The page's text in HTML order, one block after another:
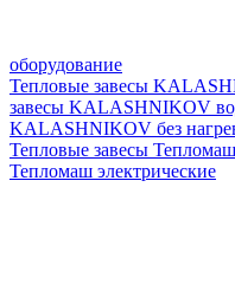
оборудование
Тепловые завесы
завесы KALASHNIKOV
KALASHNIKOV без
Тепловые завесы
Тепломаш электрические